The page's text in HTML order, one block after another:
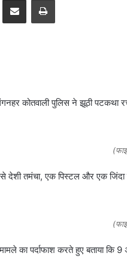
d
i
कोतवाली पुलिस ने झूठी पटकथा
तमंचा, एक पिस्टल और एक जिंदा
का पर्दाफाश करते हुए बताया कि